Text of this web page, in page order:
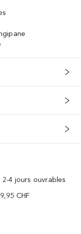
4 jours ouvrables
CHF